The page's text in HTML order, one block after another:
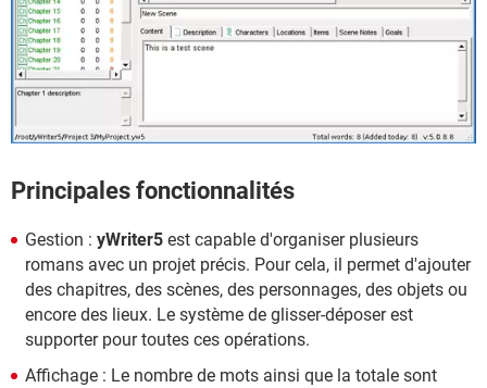
Principales fonctionnalités
Gestion : yWriter5 est capable d'organiser plusieurs
romans avec un projet précis. Pour cela, il permet d'ajouter
des chapitres, des scènes, des personnages, des objets ou
encore des lieux. Le système de glisser-déposer est
supporter pour toutes ces opérations.
Affichage : Le nombre de mots ainsi que la totale sont